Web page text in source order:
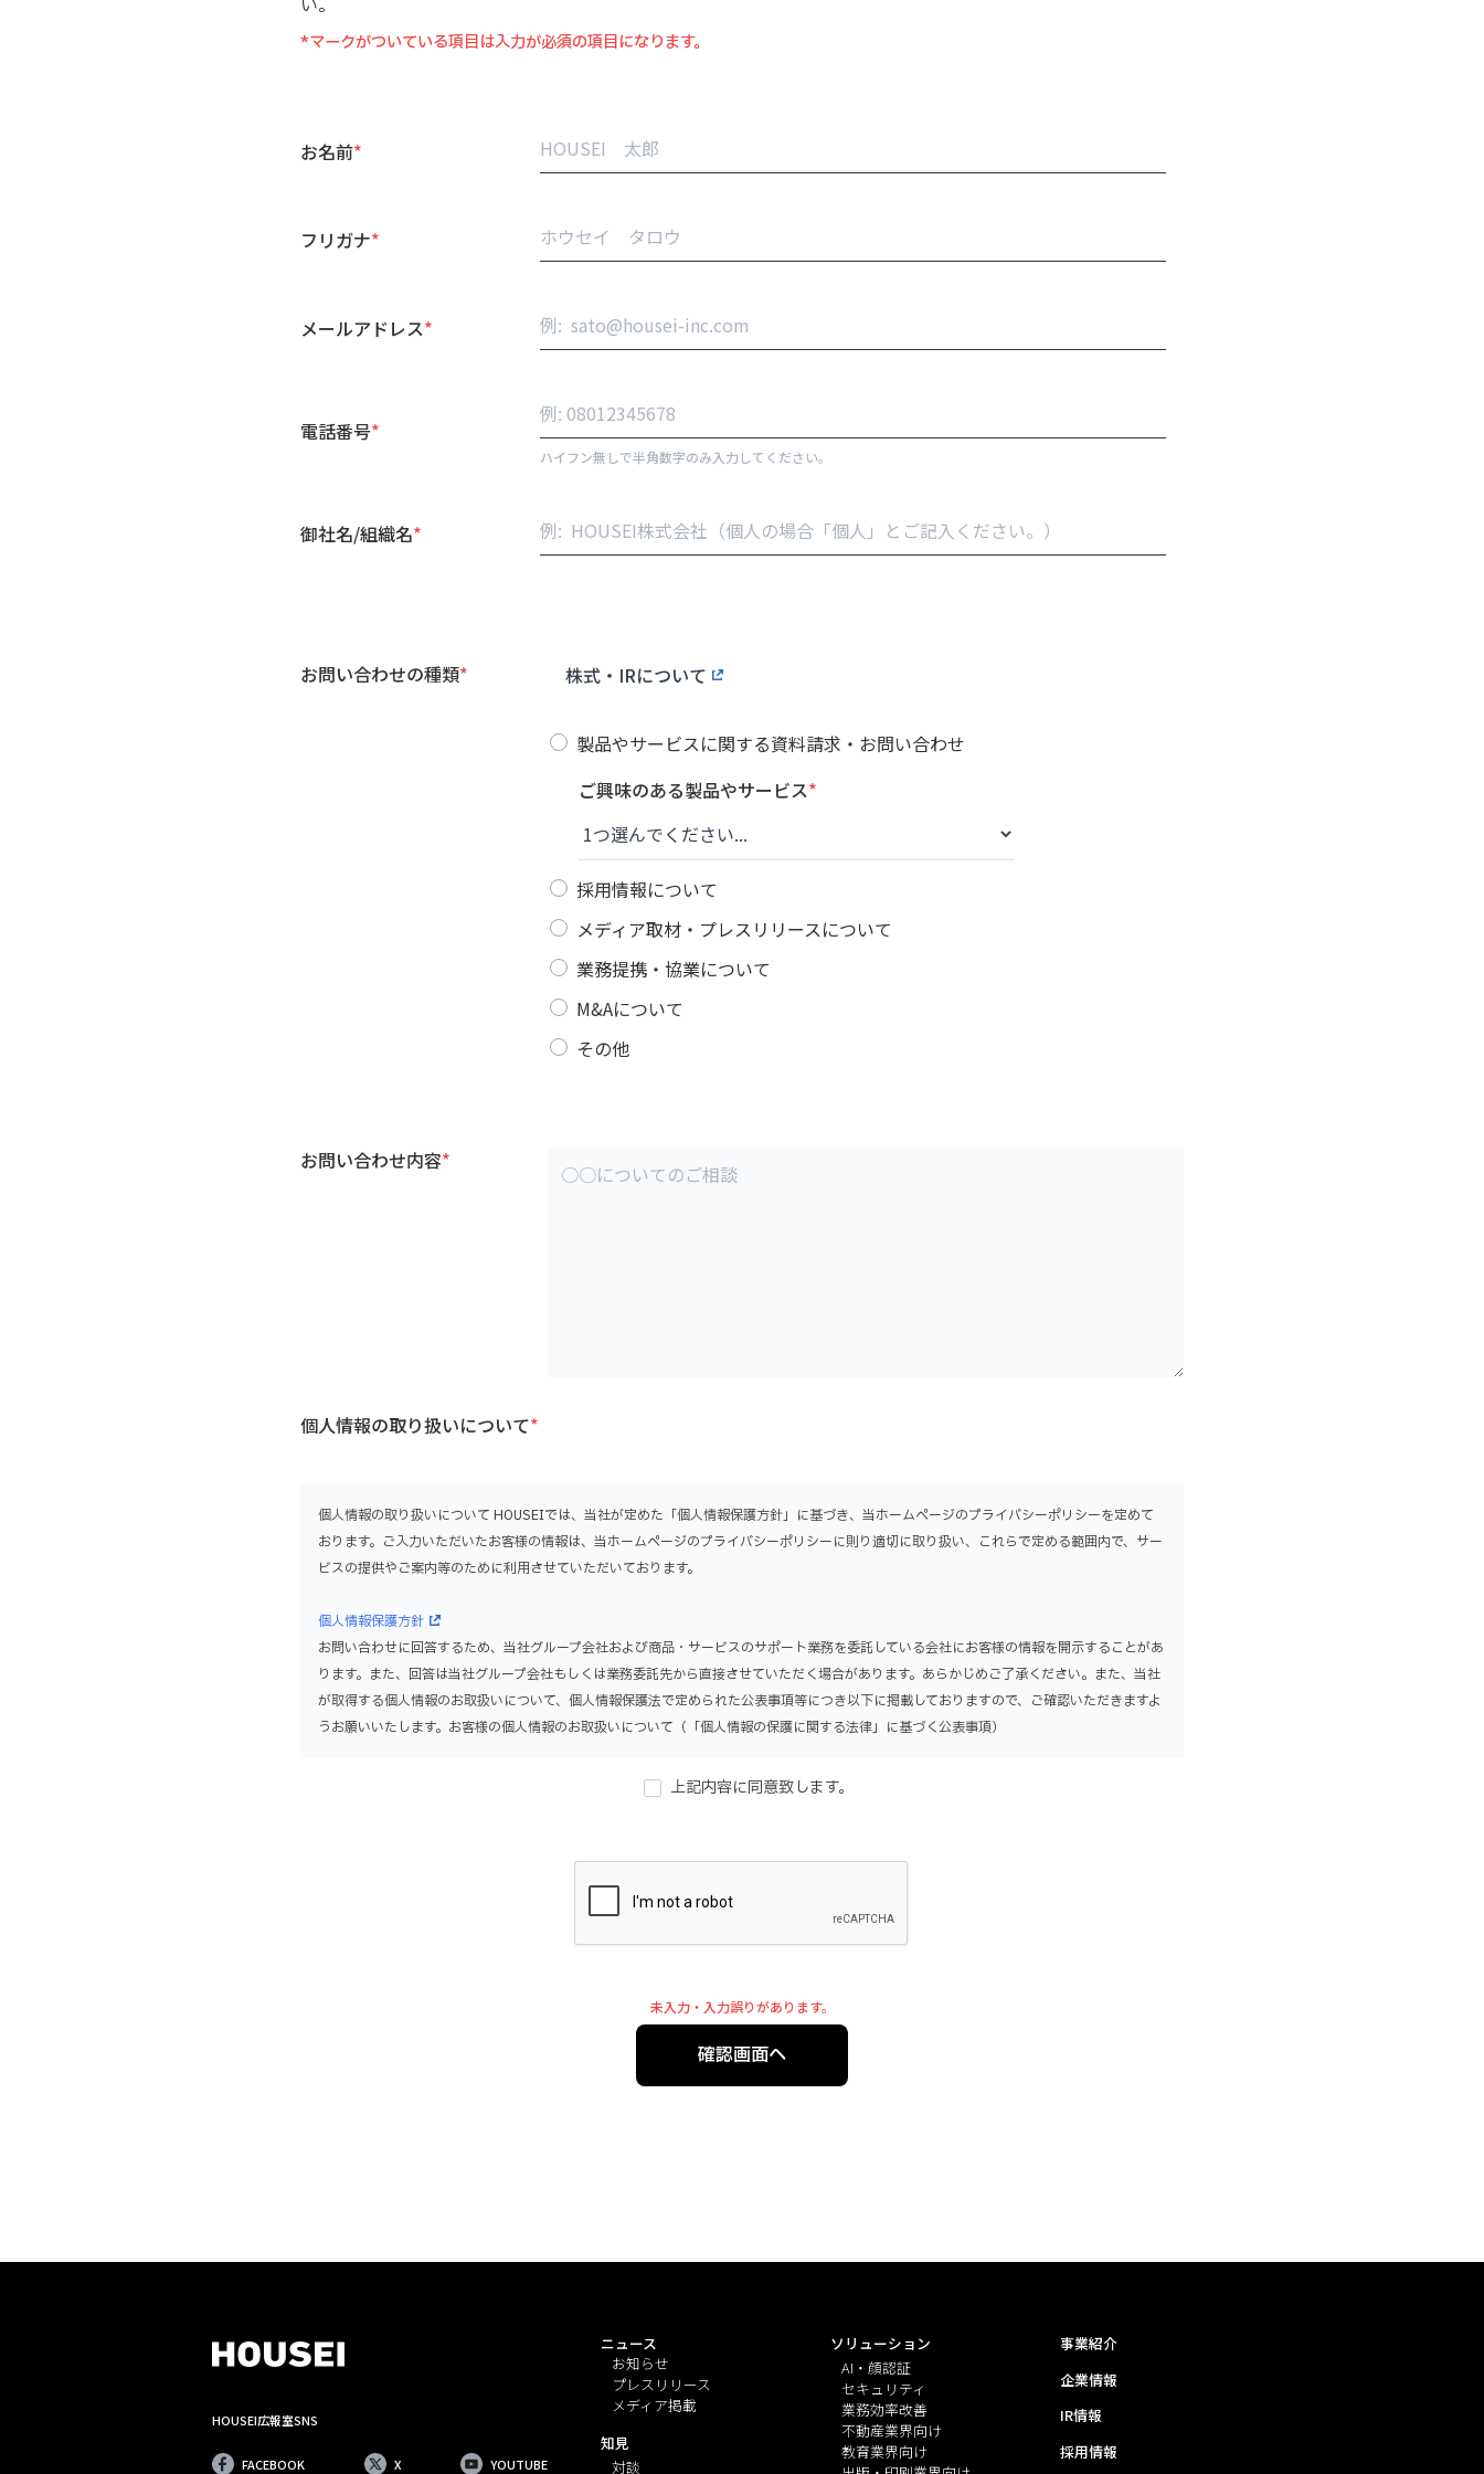
い。
*マークがついている項目は入力が必須の項目になります。
お名前*
フリガナ*
メールアドレス*
電話番号*
ハイフン無しで半角数字のみ入力してください。
御社名/組織名*
お問い合わせの種類* 株式・IRについて
製品やサービスに関する資料請求・お問い合わせ
ご興味のある製品やサービス*
採用情報について
メディア取材・プレスリリースについて
業務提携・協業について
M&Aについて
その他
お問い合わせ内容*
個人情報の取り扱いについて*
個人情報の取り扱いについて HOUSEIでは、当社が定めた「個人情報保護方針」に基づき、当ホームページのプライバシーポリシーを定めて
おります。ご入力いただいたお客様の情報は、当ホームページのプライバシーポリシーに則り適切に取り扱い、これらで定める範囲内で、サー
ビスの提供やご案内等のために利用させていただいております。
個人情報保護方針
お問い合わせに回答するため、当社グループ会社および商品・サービスのサポート業務を委託している会社にお客様の情報を開示することがあ
ります。また、回答は当社グループ会社もしくは業務委託先から直接させていただく場合があります。あらかじめご了承ください。また、当社
が取得する個人情報のお取扱いについて、個人情報保護法で定められた公表事項等につき以下に掲載しておりますので、ご確認いただきますよ
うお願いいたします。お客様の個人情報のお取扱いについて（「個人情報の保護に関する法律」に基づく公表事項）
上記内容に同意致します。
未入力・入力誤りがあります。
確認画面へ
HOUSEI広報室SNS
FACEBOOK X YOUTUBE
ニュース
お知らせ
プレスリリース
メディア掲載
知見
対談
ソリューション
AI・顔認証
セキュリティ
業務効率改善
不動産業界向け
教育業界向け
事業紹介
企業情報
IR情報
採用情報